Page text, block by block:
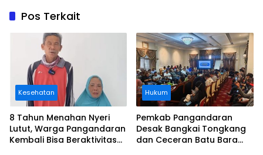
Pos Terkait
Kesehatan
8 Tahun Menahan Nyeri
Lutut, Warga Pangandaran
Kembali Bisa Beraktivitas
Hukum
Pemkab Pangandaran
Desak Bangkai Tongkang
dan Ceceran Batu Bara